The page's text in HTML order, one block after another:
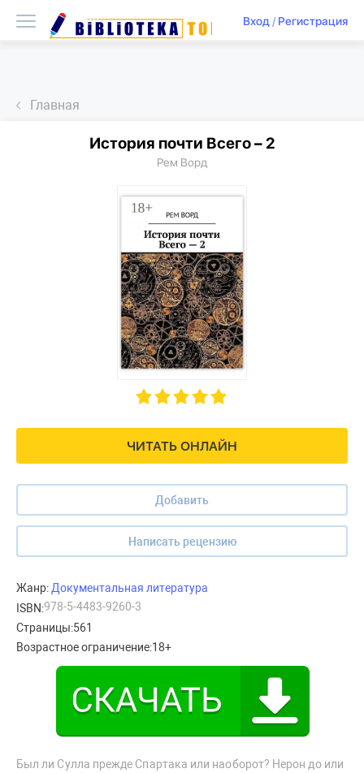
Вход/ Регистрация
Главная
ЧИТАТЬ ОНЛАЙН
Добавить
Написать рецензию
История почти Всего – 2
Рем Ворд
Жанр:Документальная литература
ISBN:978-5-4483-9260-3
Страницы:561
Возрастное ограничение:18+
Был ли Сулла прежде Спартака или наоборот? Нерон до или